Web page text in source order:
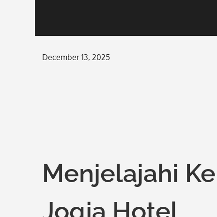
Posted
December 13, 2025
Menjelajahi
Jogja Hotel